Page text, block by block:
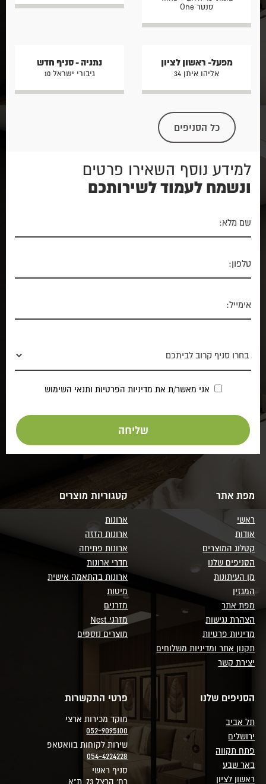
סנטר One
מפעל- ראשון לציון
אליהו איתן 34
נתניה - סניף חדש
גיבורי ישראל 10
כל הסניפים
למידע נוסף השאירו פרטים
ונשמח לעמוד לשירותכם
אני מאשר/ת את מדיניות הפרטיות ותנאי השימוש
מפת אתר
ראשי
אודות
קטלוג המוצרים
הסניפים שלנו
מן העיתונות
המגזין
מפת אתר
הצהרת נגישות
מדיניות פרטיות
תקנון אתר ומדיניות משלוחים
יצירת קשר
קטגוריות מוצרים
ארונות
ארונות הזזה
ארונות פתיחה
חדרי ארונות
ארונות בהתאמה אישית
מיטות
מזרנים
מזרני Nest
מוצרים נוספים
הסניפים שלנו
תל אביב
ירושלים
פתח תקווה
באר שבע
ראשון לציון
פרטי התקשרות
מוקד מכירות ארצי
052-9095100
שירות לקוחות בוואטאפ
054-4224228
סניף ראשי
רח' הרצל 73, ת"א